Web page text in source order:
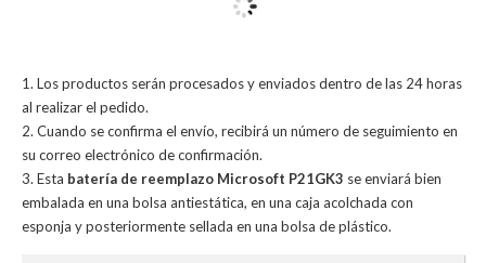
Los productos serán procesados y enviados dentro de las 24 horas
al realizar el pedido.
Cuando se confirma el envío, recibirá un número de seguimiento en
su correo electrónico de confirmación.
Esta batería de reemplazo Microsoft P21GK3 se enviará bien
embalada en una bolsa antiestática, en una caja acolchada con
esponja y posteriormente sellada en una bolsa de plástico.